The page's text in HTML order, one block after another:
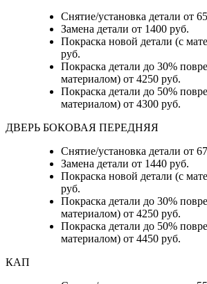
Снятие/установка детали от
Замена детали от 1400 руб.
Покраска новой детали (с
руб.
Покраска детали до 30%
материалом) от 4250 руб.
Покраска детали до 50%
материалом) от 4300 руб.
ДВЕРЬ БОКОВАЯ ПЕРЕДНЯЯ
Снятие/установка детали от
Замена детали от 1440 руб.
Покраска новой детали (с
руб.
Покраска детали до 30%
материалом) от 4250 руб.
Покраска детали до 50%
материалом) от 4450 руб.
КАП